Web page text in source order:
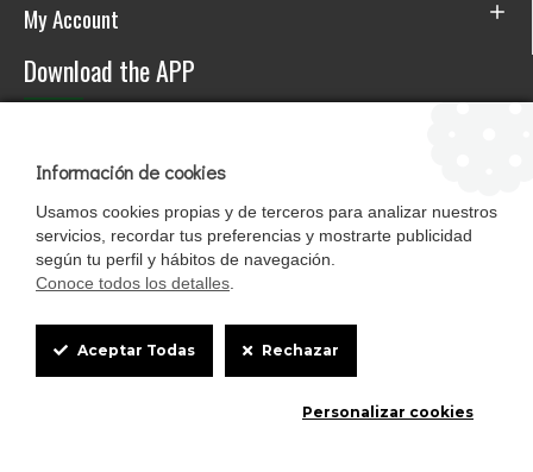
My Account
Download the APP
Mascotasalfalfa es de StrongCages S.L. CIF B-90150608 | C/ Pintores 6-8,
Pol. Ind. Gandul C.P. 41510 Mairena del Alcor (Sevilla)
Diseño y Tienda web: InterIberica
Cookie
Box
Información de cookies
Usamos cookies propias y de terceros para analizar nuestros
servicios, recordar tus preferencias y mostrarte publicidad
según tu perfil y hábitos de navegación.
Conoce todos los detalles
Aceptar Todas Rechazar
Personalizar cookies